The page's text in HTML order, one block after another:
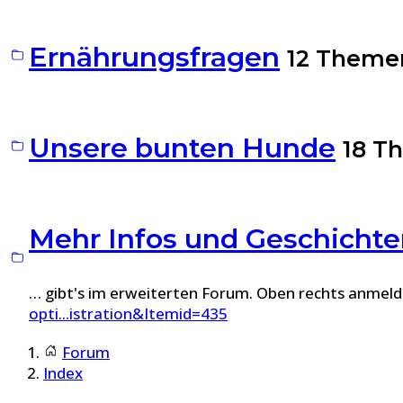
Ernährungsfragen 12
Unsere bunten Hunde 18
Mehr Infos und
… gibt's im erweiterten Forum. Oben rechts
opti...istration&Itemid=435
Forum
Index